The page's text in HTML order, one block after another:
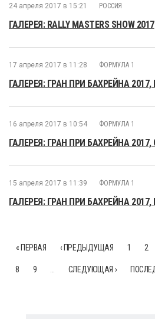
24 апреля 2017 в 15:21 РОССИЯ
ГАЛЕРЕЯ: RALLY MASTERS SHOW 2017
17 апреля 2017 в 11:28 ФОРМУЛА 1
ГАЛЕРЕЯ: ГРАН ПРИ БАХРЕЙНА
16 апреля 2017 в 10:54 ФОРМУЛА 1
ГАЛЕРЕЯ: ГРАН ПРИ БАХРЕЙНА
15 апреля 2017 в 11:39 ФОРМУЛА 1
ГАЛЕРЕЯ: ГРАН ПРИ БАХРЕЙНА
« ПЕРВАЯ ‹ ПРЕДЫДУЩАЯ 1 2
8 9 СЛЕДУЮЩАЯ ›